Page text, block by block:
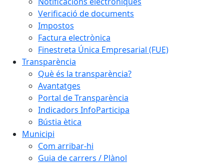
Verificació de documents
Impostos
Factura electrònica
Finestreta Única Empresarial (FUE)
Transparència
Què és la transparència?
Avantatges
Portal de Transparència
Indicadors InfoParticipa
Bústia ètica
Municipi
Com arribar-hi
Guia de carrers / Plànol